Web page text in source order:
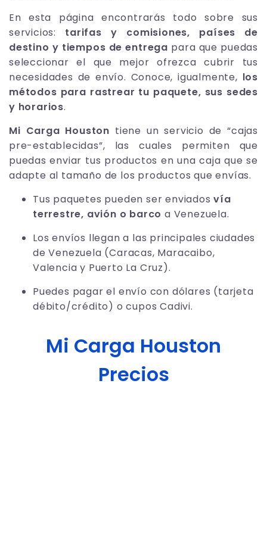
En esta página encontrarás todo sobre sus
servicios: tarifas y comisiones, países de
destino y tiempos de entrega para que puedas
seleccionar el que mejor ofrezca cubrir tus
necesidades de envío. Conoce, igualmente, los
métodos para rastrear tu paquete, sus sedes
y horarios.
Mi Carga Houston tiene un servicio de “cajas
pre-establecidas”, las cuales permiten que
puedas enviar tus productos en una caja que se
adapte al tamaño de los productos que envías.
Tus paquetes pueden ser enviadosvía
terrestre, avión o barco a Venezuela.
Los envíos llegan a las principales ciudades
de Venezuela (Caracas, Maracaibo,
Valencia y Puerto La Cruz).
Puedes pagar el envío con dólares (tarjeta
débito/crédito) o cupos Cadivi.
Mi Carga Houston
Precios